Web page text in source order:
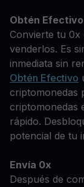
Obtén
Convierte tu 0x
venderlos. Es
inmediata sin
Obtén Efectivo
criptomonedas
criptomonedas
rápido.
potencial de tu
Envía 0x
Después de